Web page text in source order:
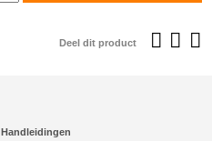
Deel dit product
Handleidingen